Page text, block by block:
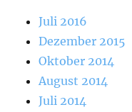
Juli 2016
Dezember 2015
Oktober 2014
August 2014
Juli 2014